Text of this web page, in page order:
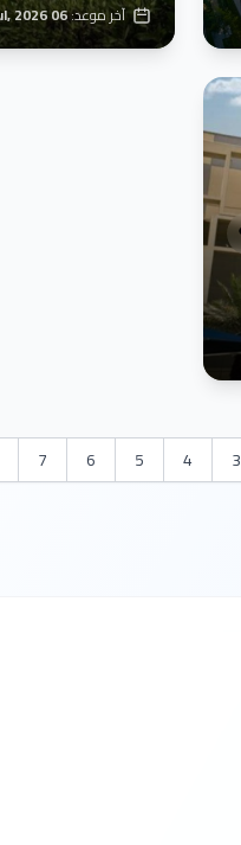
آخر موعد:06 Jul, 2026
3
4
5
6
7